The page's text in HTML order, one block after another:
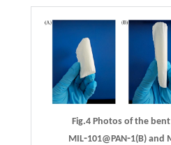
Fig.4 Photos of the
MIL⁃101@PAN⁃1(B) and